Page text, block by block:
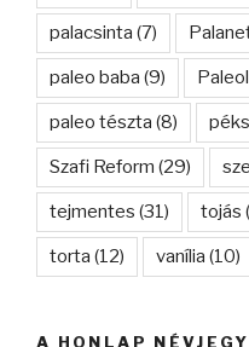
palacsinta (7)
paleo baba (9)
paleo tészta (8)
Szafi Reform (29)
tejmentes (31) tojás
torta (12) vanília (10)
A HONLAP